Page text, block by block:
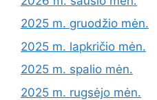
2025 m. gruodžio mėn.
2025 m. lapkričio mėn.
2025 m. spalio mėn.
2025 m. rugsėjo mėn.